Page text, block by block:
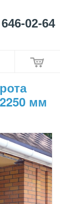
02-64
мм